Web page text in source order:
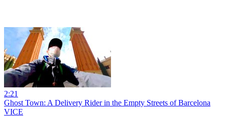
2:21
Ghost Town: A Delivery Rider in the Empty Streets of Barcelona
VICE